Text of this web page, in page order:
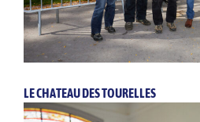
LE CHATEAU DES TOURELLES